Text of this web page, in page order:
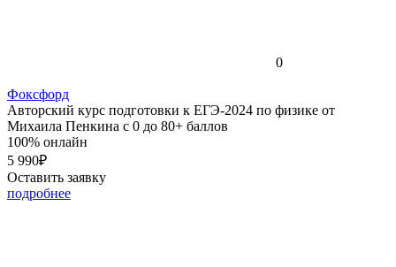
0
Фоксфорд
Авторский курс подготовки к ЕГЭ-2024 по физике от
Михаила Пенкина с 0 до 80+ баллов
100% онлайн
5 990₽
Оставить заявку
подробнее